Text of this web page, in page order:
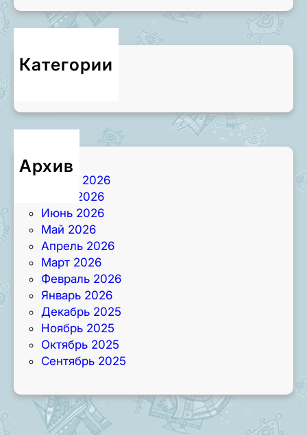
Категории
Новости
Архив
Август 2026
Июль 2026
Июнь 2026
Май 2026
Апрель 2026
Март 2026
Февраль 2026
Январь 2026
Декабрь 2025
Ноябрь 2025
Октябрь 2025
Сентябрь 2025